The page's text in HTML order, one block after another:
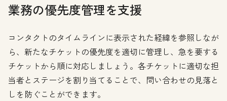
業務の優先度管理を支援
コンタクトのタイムラインに表示された経緯を参照しなが
ら、新たなチケットの優先度を適切に管理し、急を要する
チケットから順に対応しましょう。各チケットに適切な担
当者とステージを割り当てることで、問い合わせの見落と
しを防ぐことができます。